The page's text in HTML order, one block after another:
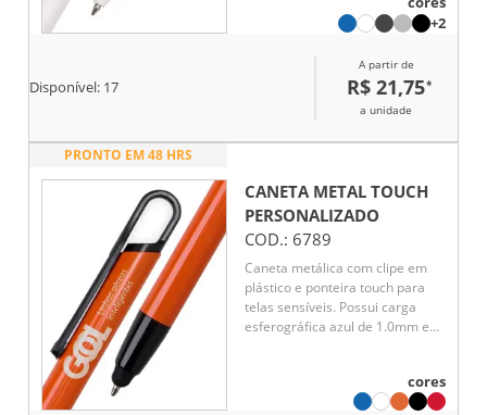
funcionalidade e estilo em um só
produto. Ideal para uso diário no
ambientes corporativos.
+2
Disponível: 17
A partir de
R$ 21,75*
a unidade
PRONTO EM 48 HRS
CANETA METAL TOUCH
PERSONALIZADO
COD.: 6789
Caneta metálica com clipe em
plástico e ponteira touch para
telas sensíveis. Possui carga
esferográfica azul de 1.0mm e
dispositivos digitais.
cores